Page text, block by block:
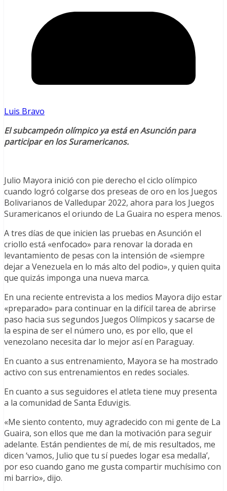
Luis Bravo
El subcampeón olímpico ya está en Asunción para
participar en los Suramericanos.
Julio Mayora inició con pie derecho el ciclo olímpico
cuando logró colgarse dos preseas de oro en los Juegos
Bolivarianos de Valledupar 2022, ahora para los Juegos
Suramericanos el oriundo de La Guaira no espera menos.
A tres días de que inicien las pruebas en Asunción el
criollo está «enfocado» para renovar la dorada en
levantamiento de pesas con la intensión de «siempre
dejar a Venezuela en lo más alto del podio», y quien quita
que quizás imponga una nueva marca.
En una reciente entrevista a los medios Mayora dijo estar
«preparado» para continuar en la difícil tarea de abrirse
paso hacia sus segundos Juegos Olímpicos y sacarse de
la espina de ser el número uno, es por ello, que el
venezolano necesita dar lo mejor así en Paraguay.
En cuanto a sus entrenamiento, Mayora se ha mostrado
activo con sus entrenamientos en redes sociales.
En cuanto a sus seguidores el atleta tiene muy presenta
a la comunidad de Santa Eduvigis.
«Me siento contento, muy agradecido con mi gente de La
Guaira, son ellos que me dan la motivación para seguir
adelante. Están pendientes de mí, de mis resultados, me
dicen ‘vamos, Julio que tu sí puedes logar esa medalla’,
por eso cuando gano me gusta compartir muchísimo con
mi barrio», dijo.